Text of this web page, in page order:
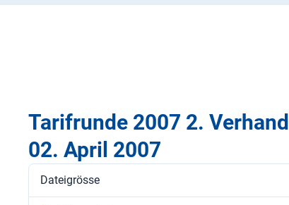
Tarifrunde 2007 2.
02. April 2007
Dateigrösse